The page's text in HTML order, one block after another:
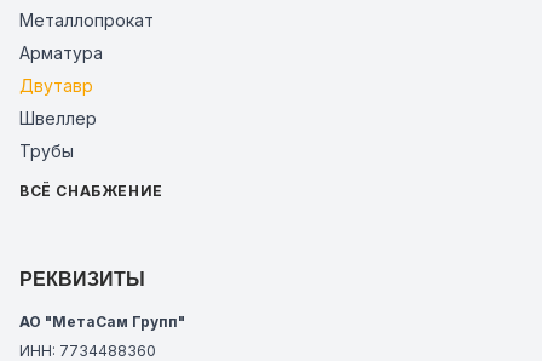
Металлопрокат
Арматура
Двутавр
Швеллер
Трубы
ВСЁ СНАБЖЕНИЕ
РЕКВИЗИТЫ
АО "МетаСам Групп"
ИНН: 7734488360